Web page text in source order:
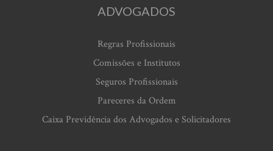
ADVOGADOS
Regras Profissionais
Comissões e Institutos
Seguros Profissionais
Pareceres da Ordem
Caixa Previdência dos Advogados e Solicitadores